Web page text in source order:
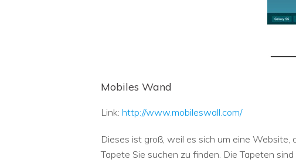
Mobiles Wand
Link: http://www.mobileswall.com/
Dieses ist groß, weil es sich um eine
Tapete Sie suchen zu finden. Die Tapeten